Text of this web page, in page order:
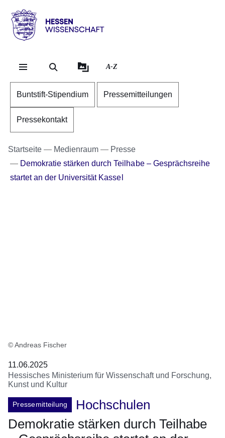
Hessen
Wissenschaft
A-Z
Buntstift-Stipendium Pressemitteilungen
Pressekontakt
Startseite Medienraum
Presse
Demokratie stärken durch Teilhabe – Gesprächsreihe
startet an der Universität Kassel
© Andreas Fischer
11.06.2025
Hessisches Ministerium für Wissenschaft und Forschung,
Kunst und Kultur
Pressemitteilung
Hochschulen
Demokratie stärken durch Teilhabe